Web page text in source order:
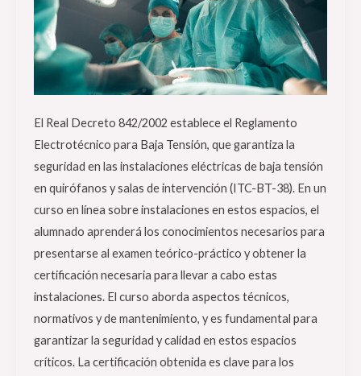
El Real Decreto 842/2002 establece el Reglamento
Electrotécnico para Baja Tensión, que garantiza la
seguridad en las instalaciones eléctricas de baja tensión
en quirófanos y salas de intervención (ITC-BT-38). En un
curso en línea sobre instalaciones en estos espacios, el
alumnado aprenderá los conocimientos necesarios para
presentarse al examen teórico-práctico y obtener la
certificación necesaria para llevar a cabo estas
instalaciones. El curso aborda aspectos técnicos,
normativos y de mantenimiento, y es fundamental para
garantizar la seguridad y calidad en estos espacios
críticos. La certificación obtenida es clave para los
intervención
(ITC-
BT-
38).